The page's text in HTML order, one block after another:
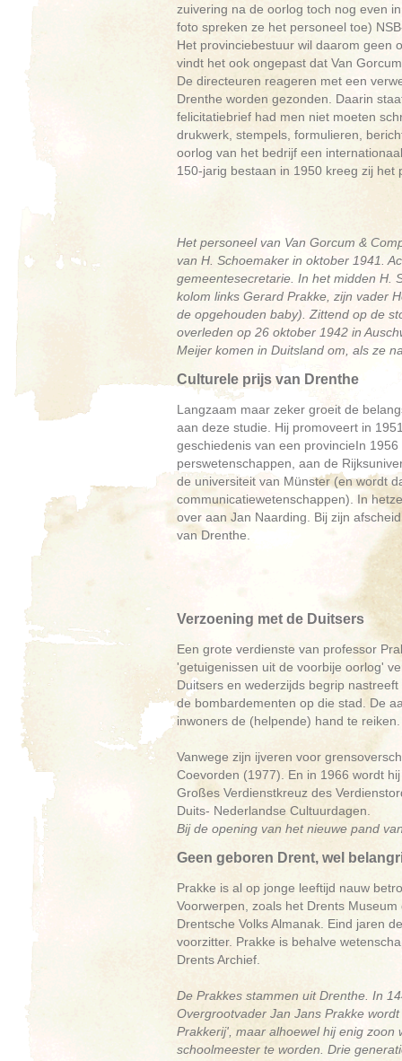
zuivering na de oorlog toch nog even
foto spreken ze het personeel toe)
Het provinciebestuur wil daarom geen
vindt het ook ongepast dat Van
De directeuren reageren met een
Drenthe worden gezonden. Daarin
felicitatiebrief had men niet moeten
drukwerk, stempels, formulieren,
oorlog van het bedrijf een
150-jarig bestaan in 1950 kreeg zij
Het personeel van Van Gorcum &
van H. Schoemaker in oktober 1941.
gemeentesecretarie. In het midden H.
kolom links Gerard Prakke, zijn vader
de opgehouden baby). Zittend op de
overleden op 26 oktober 1942 in
Meijer komen in Duitsland om, als ze
Culturele prijs van Drenthe
Langzaam maar zeker groeit de
aan deze studie. Hij promoveert in
geschiedenis van een provincieIn
perswetenschappen, aan de
de universiteit van Münster (en wordt
communicatiewetenschappen). In
over aan Jan Naarding. Bij zijn
van Drenthe.
Verzoening met de Duitsers
Een grote verdienste van professor
'getuigenissen uit de voorbije oorlog'
Duitsers en wederzijds begrip
de bombardementen op die stad. De
inwoners de (helpende) hand te reiken.
Vanwege zijn ijveren voor
Coevorden (1977). En in 1966 wordt
Großes Verdienstkreuz des
Duits- Nederlandse Cultuurdagen.
Bij de opening van het nieuwe pand
Geen geboren Drent, wel
Prakke is al op jonge leeftijd nauw
Voorwerpen, zoals het Drents
Drentsche Volks Almanak. Eind jaren
voorzitter. Prakke is behalve
Drents Archief.
De Prakkes stammen uit Drenthe. In
Overgrootvader Jan Jans Prakke
Prakkerij', maar alhoewel hij enig
schoolmeester te worden. Drie